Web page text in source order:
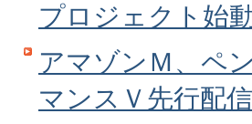
プロジェクト始
アマゾンＭ、ペ
マンスＶ先行配信